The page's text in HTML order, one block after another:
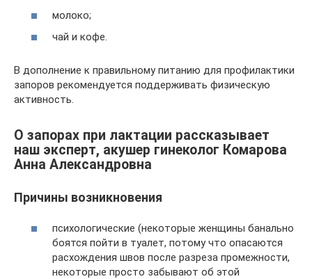
молоко;
чай и кофе.
В дополнение к правильному питанию для профилактики
запоров рекомендуется поддерживать физическую
активность.
О запорах при лактации рассказывает
наш эксперт, акушер гинеколог Комарова
Анна Александровна
Причины возникновения
психологические (некоторые женщины банально
боятся пойти в туалет, потому что опасаются
расхождения швов после разреза промежности,
некоторые просто забывают об этой